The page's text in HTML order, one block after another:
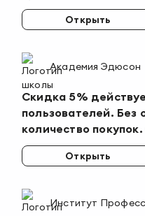
Открыть
Академия Эдюсон
Скидка 5%
пользователей. Без
количество
акциями. Действует
Открыть
Институт